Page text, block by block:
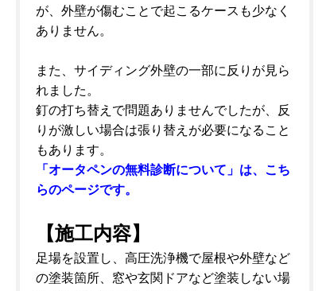
が、外壁が傷むことで起こるケースも少なく
ありません。
また、サイディング外壁の一部に反りが見ら
れました。
釘の打ち替えで問題ありませんでしたが、反
りが激しい場合は張り替えが必要になること
もあります。
「オータペンの無料診断について」は、こち
らのページです。
【施工内容】
足場を設置し、高圧洗浄機で屋根や外壁など
の塗装箇所、窓や玄関ドアなど塗装しない場